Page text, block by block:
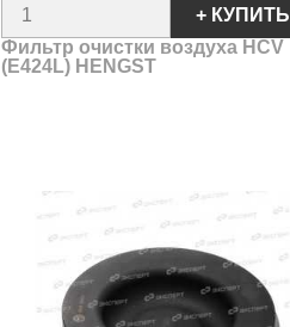
+ КУПИТЬ
Фильтр очистки воздуха HCV
(E424L) HENGST